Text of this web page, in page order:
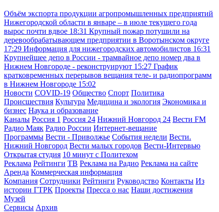
Объём экспорта продукции агропромышленных предприятий
Нижегородской области в январе – в июле текущего года
вырос почти вдвое 18:31 Крупный пожар потушили на
деревообрабатывающем предприятии в Воротынском округе
17:29 Информация для нижегородских автомобилистов 16:31
Крупнейшее депо в России - трамвайное депо номер два в
Нижнем Новгороде - реконструируют 15:27 График
кратковременных перерывов вещания теле- и радиопрограмм
в Нижнем Новгороде 15:02
Новости COVID-19 Общество Спорт Политика
Происшествия Культура Медицина и экология Экономика и
бизнес Наука и образование
Каналы Россия 1 Россия 24 Нижний Новгород 24 Вести FM
Радио Маяк Радио России Интернет-вещание
Программы Вести - Приволжье События недели Вести.
Нижний Новгород Вести малых городов Вести-Интервью
Открытая студия 10 минут с Политехом
Реклама Рейтинги ТВ Реклама на Радио Реклама на сайте
Аренда Коммерческая информация
Компания Сотрудники Рейтинги Руководство Контакты Из
истории ГТРК Проекты Пресса о нас Наши достижения
Музей
Сервисы Архив